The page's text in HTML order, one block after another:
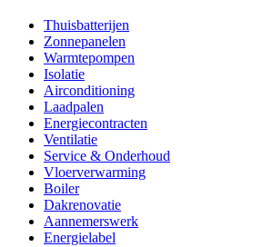
Thuisbatterijen
Zonnepanelen
Warmtepompen
Isolatie
Airconditioning
Laadpalen
Energiecontracten
Ventilatie
Service & Onderhoud
Vloerverwarming
Boiler
Dakrenovatie
Aannemerswerk
Energielabel